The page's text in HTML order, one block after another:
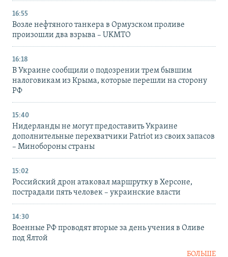
16:55
Возле нефтяного танкера в Ормузском проливе
произошли два взрыва – UKMTO
16:18
В Украине сообщили о подозрении трем бывшим
налоговикам из Крыма, которые перешли на сторону
РФ
15:40
Нидерланды не могут предоставить Украине
дополнительные перехватчики Patriot из своих запасов
– Минобороны страны
15:02
Российский дрон атаковал маршрутку в Херсоне,
пострадали пять человек – украинские власти
14:30
Военные РФ проводят вторые за день учения в Оливе
под Ялтой
БОЛЬШЕ